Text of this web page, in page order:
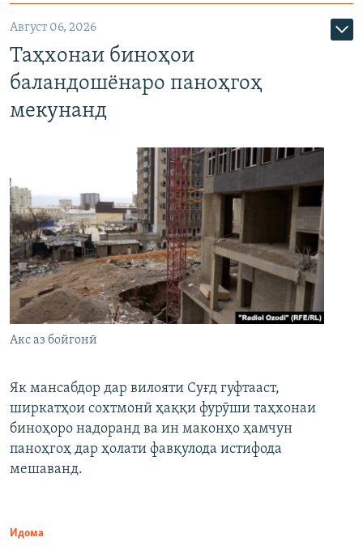
Август 06, 2026
Таҳхонаи биноҳои
баландошёнаро паноҳгоҳ
мекунанд
Акс аз бойгонӣ
Як мансабдор дар вилояти Суғд гуфтааст,
ширкатҳои сохтмонӣ ҳаққи фурӯши таҳхонаи
биноҳоро надоранд ва ин маконҳо ҳамчун
паноҳгоҳ дар ҳолати фавқулода истифода
мешаванд.
Идома